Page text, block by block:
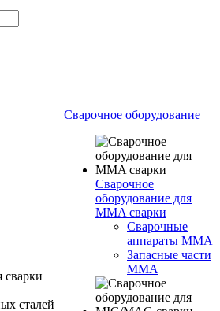
Сварочное оборудование
Сварочное
оборудование для
MMA сварки
Сварочные
аппараты MMA
Запасные части
MMA